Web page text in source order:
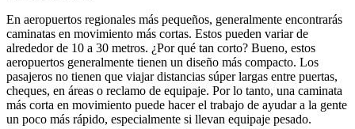
En aeropuertos regionales más pequeños, generalmente encontrarás
caminatas en movimiento más cortas. Estos pueden variar de
alrededor de 10 a 30 metros. ¿Por qué tan corto? Bueno, estos
aeropuertos generalmente tienen un diseño más compacto. Los
pasajeros no tienen que viajar distancias súper largas entre puertas,
cheques, en áreas o reclamo de equipaje. Por lo tanto, una caminata
más corta en movimiento puede hacer el trabajo de ayudar a la gente
un poco más rápido, especialmente si llevan equipaje pesado.